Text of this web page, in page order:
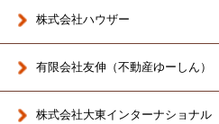
株式会社ハウザー
有限会社友伸（不動産ゆーしん）
株式会社大東インターナショナル